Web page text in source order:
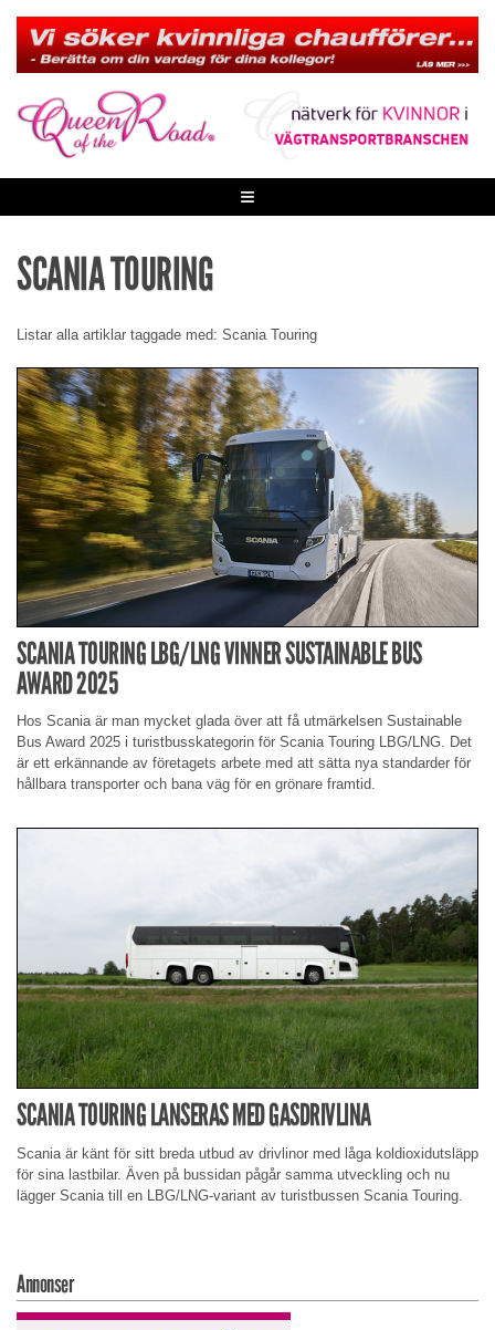
content
≡
SCANIA TOURING
Listar alla artiklar taggade med: Scania Touring
SCANIA TOURING LBG/LNG VINNER SUSTAINABLE BUS
AWARD 2025
Hos Scania är man mycket glada över att få utmärkelsen Sustainable
Bus Award 2025 i turistbusskategorin för Scania Touring LBG/LNG. Det
är ett erkännande av företagets arbete med att sätta nya standarder för
hållbara transporter och bana väg för en grönare framtid.
SCANIA TOURING LANSERAS MED GASDRIVLINA
Scania är känt för sitt breda utbud av drivlinor med låga koldioxidutsläpp
för sina lastbilar. Även på bussidan pågår samma utveckling och nu
lägger Scania till en LBG/LNG-variant av turistbussen Scania Touring.
Annonser